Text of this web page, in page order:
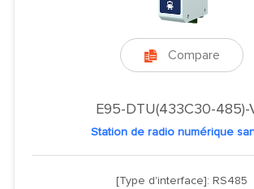
 Compare
E95-DTU(433C30-485)-
Station de radio numérique
[Type d'interface]: RS485